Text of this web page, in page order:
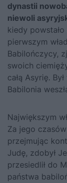
dynastii
niewoli
kiedy
pierwszym
Babilończycy,
swoich
całą Asyrię.
Babilonia
Największym
Za jego
przejmując
Judę, zdobył
przesiedlił do
państwa